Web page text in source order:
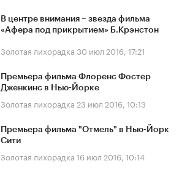
В центре внимания – звезда фильма
«Афера под прикрытием» Б.Крэнстон
Золотая лихорадка 30 июл 2016, 17:21
Премьера фильма Флоренс Фостер
Дженкинс в Нью-Йорке
Золотая лихорадка 23 июл 2016, 10:13
Премьера фильма "Отмель" в Нью-Йорк
Сити
Золотая лихорадка 16 июл 2016, 10:14